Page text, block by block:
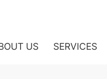
US SERVICES